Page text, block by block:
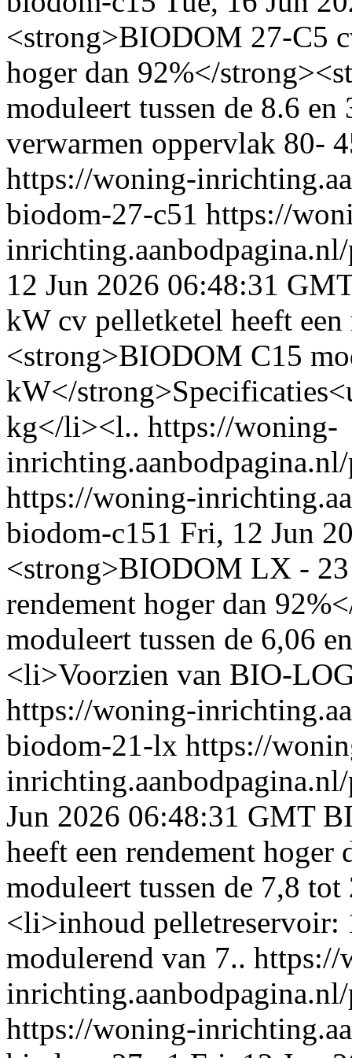
<strong>BIODOM 27-C5
hoger dan 92%</
moduleert tussen de 8.6
verwarmen oppervlak 80-
https://woning-
biodom-27-c51 https://
12 Jun 2026 06:48:31
kW cv pelletketel heeft
<strong>BIODOM C15
kW</
kg</li><l.. https://woning-
https://woning-
biodom-c151 Fri, 12 Jun
<strong>BIODOM LX -
rendement hoger dan
moduleert tussen de 6,06
<li>Voorzien van BIO-
https://woning-
biodom-21-lx https://
Jun 2026 06:48:31 GMT
heeft een rendement
moduleert tussen de 7,8
<li>inhoud
modulerend van 7.. https://
https://woning-